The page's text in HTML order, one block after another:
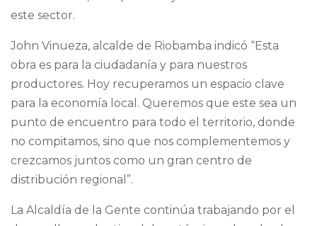
este sector.
John Vinueza, alcalde de Riobamba indicó “Esta
obra es para la ciudadanía y para nuestros
productores. Hoy recuperamos un espacio clave
para la economía local. Queremos que este sea un
punto de encuentro para todo el territorio, donde
no compitamos, sino que nos complementemos y
crezcamos juntos como un gran centro de
distribución regional”.
La Alcaldía de la Gente continúa trabajando por el